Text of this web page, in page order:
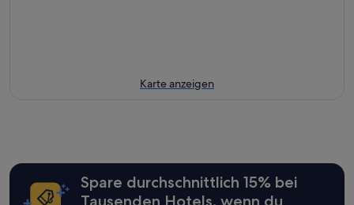
Karte anzeigen
Spare durchschnittlich 15% bei
Tausenden Hotels, wenn du